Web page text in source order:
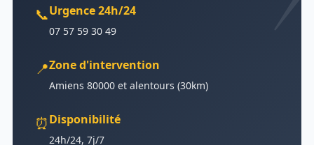
📞Urgence 24h/24
07 57 59 30 49
📍Zone d'intervention
Amiens 80000 et alentours (30km)
⏰Disponibilité
24h/24, 7j/7